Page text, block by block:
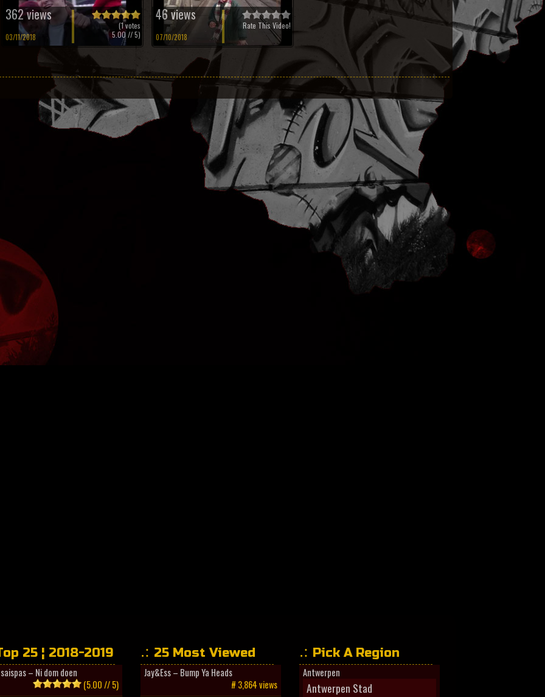
362 views
03/11/2018
(1votes
5.00 // 5)
46 views
07/10/2018
Rate This Video!
25 ¦ 2018-2019
– Ni dom doen
(5.00 // 5)
25 Most Viewed
Jay&Ess – Bump Ya Heads
# 3,864 views
Pick A Region
Antwerpen
Antwerpen Stad